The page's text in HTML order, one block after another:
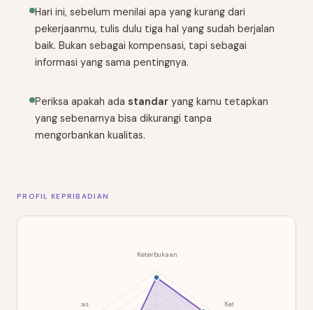
Hari ini, sebelum menilai apa yang kurang dari
pekerjaanmu, tulis dulu tiga hal yang sudah berjalan
baik. Bukan sebagai kompensasi, tapi sebagai
informasi yang sama pentingnya.
Periksa apakah ada standar yang kamu tetapkan
yang sebenarnya bisa dikurangi tanpa
mengorbankan kualitas.
PROFIL KEPRIBADIAN
Keterbukaan
Ketelitian
Stabilitas